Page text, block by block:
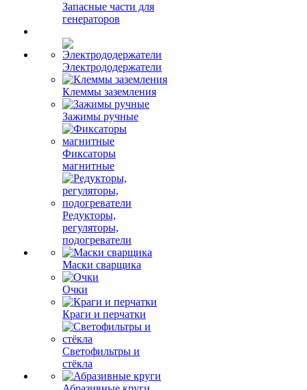
Запасные части для
генераторов
Электрододержатели
Клеммы заземления
Зажимы ручные
Фиксаторы
магнитные
Редукторы,
регуляторы,
подогреватели
Маски сварщика
Очки
Краги и перчатки
Светофильтры и
стёкла